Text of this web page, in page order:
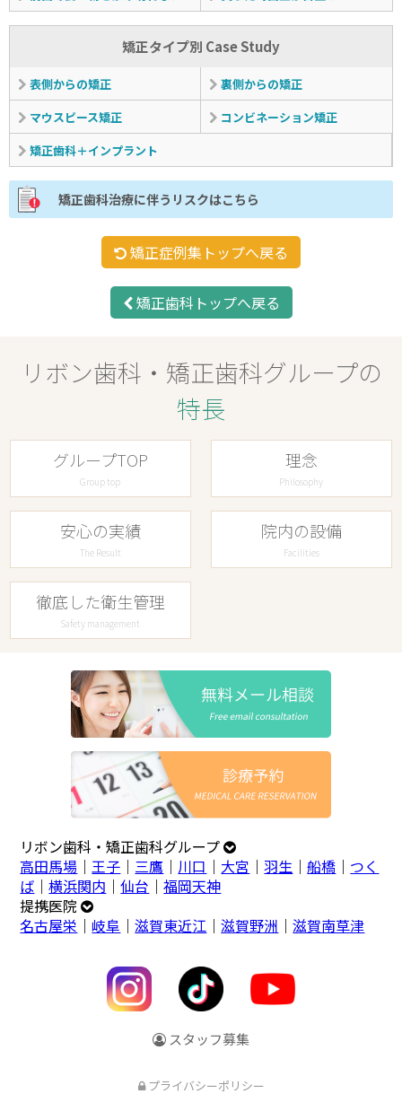
矯正タイプ別 Case Study
表側からの矯正
裏側からの矯正
マウスピース矯正
コンビネーション矯正
矯正歯科＋インプラント
矯正歯科治療に伴うリスクはこちら
矯正症例集トップへ戻る
矯正歯科トップへ戻る
リボン歯科・矯正歯科グループの
特長
グループTOP
Group top
理念
Philosophy
安心の実績
The Result
院内の設備
Facilities
徹底した衛生管理
Safety management
リボン歯科・矯正歯科グループ
高田馬場 ｜王子 ｜ 三鷹 ｜ 川口 ｜ 大宮 ｜羽生 ｜船橋 ｜ つく
ば ｜横浜関内 ｜仙台 ｜福岡天神
提携医院
名古屋栄 ｜岐阜 ｜滋賀東近江 ｜滋賀野洲 ｜滋賀南草津
スタッフ募集
プライバシーポリシー